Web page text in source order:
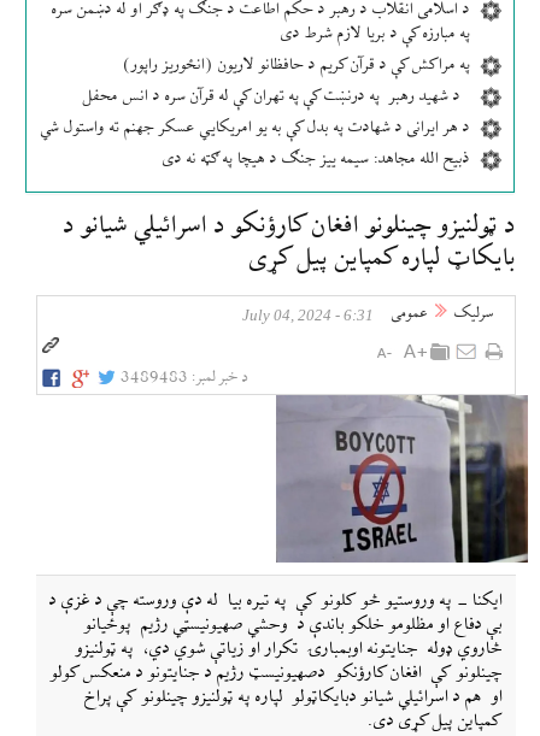
د اسلامی انقلاب د رهبر د حکم اطاعت د جنګ په ډګر او له دښمن سره
په مبارزه کې د بریا لازم شرط دی
په مراکش کې د قرآن کریم د حافظانو لاریون (انځوریز راپور)
د شهید رهبر په درنښت کې په تهران کې له قرآن سره د انس محفل
د هر ایرانی د شهادت په بدل کې به یو امریکایي عسکر جهنم ته واستول شي
ذبیح الله مجاهد: سیمه ییز جنګ د هیچا په ګټه نه دی
د ټولنیزو چینلونو افغان کارؤنکو د اسرائيلي شیانو د
بایکاټ لپاره کمپاین پیل کړی
سرلیک عمومی 6:31 - July 04, 2024
د خبر لمبر: 3489483
ایکنا - په وروستیو څو کلونو کې په تیره بیا له دې وروسته چې د غزې د
بې دفاع او مظلومو خلکو باندې د وحشي صهیونیسټي رژيم پوځيانو
څاروي ډوله جنایتونه اوبمبارۍ تکرار او زیاتې شوي دي، په ټولنیزو
چینلونو کې افغان کارؤنکو دصهیونیسټ رژيم د جنایتونو د منعکس کولو
او هم د اسرائیلي شیانو دبایکاټولو لپاره په ټولنیزو چینلونو کې پراخ
کمپاین پیل کړی دی.